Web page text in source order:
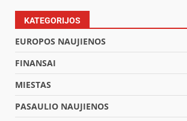
KATEGORIJOS
EUROPOS NAUJIENOS
FINANSAI
MIESTAS
PASAULIO NAUJIENOS